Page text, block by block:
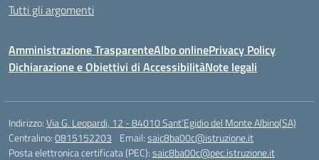
Tutti gli argomenti
Amministrazione TrasparenteAlbo onlinePrivacy Policy
Dichiarazione e Obiettivi di AccessibilitàNote legali
Indirizzo:Via G. Leopardi, 12 - 84010 Sant’Egidio del Monte Albino(SA)
Centralino:0815152203 Email:saic8ba00c@istruzione.it
Posta elettronica certificata (PEC):saic8ba00c@pec.istruzione.it